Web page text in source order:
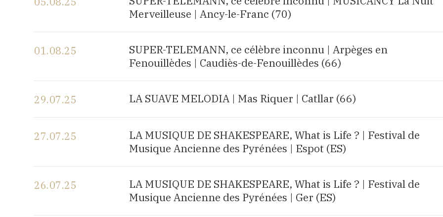
Merveilleuse | Ancy-le-Franc (70)
01.08.25
SUPER-TELEMANN, ce célèbre inconnu | Arpèges en
Fenouillèdes | Caudiès-de-Fenouillèdes (66)
29.07.25 LA SUAVE MELODIA | Mas Riquer | Catllar (66)
27.07.25
LA MUSIQUE DE SHAKESPEARE, What is Life ? | Festival de
Musique Ancienne des Pyrénées | Espot (ES)
26.07.25
LA MUSIQUE DE SHAKESPEARE, What is Life ? | Festival de
Musique Ancienne des Pyrénées | Ger (ES)